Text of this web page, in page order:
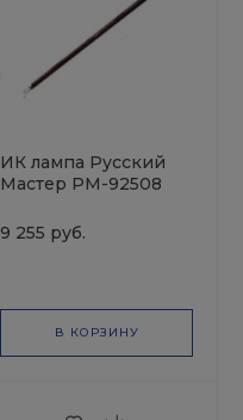
ИК лампа Русский
Мастер РМ-92508
и РМ-91976)
9 255 руб.
В КОРЗИНУ